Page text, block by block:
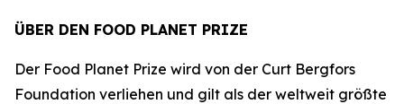
ÜBER DEN FOOD PLANET PRIZE
Der Food Planet Prize wird von der Curt Bergfors
Foundation verliehen und gilt als der weltweit größte